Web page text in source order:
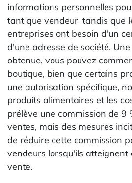
informations personnelles
tant que vendeur, tandis que
entreprises ont besoin d'un
d'une adresse de société.
obtenue, vous pouvez
boutique, bien que certains
une autorisation spécifique,
produits alimentaires et les
prélève une commission de 9
ventes, mais des mesures
de réduire cette commission
vendeurs lorsqu'ils atteignent
vente.